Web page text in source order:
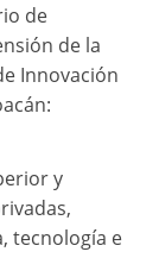
de
de la
Innovación
y
tecnología e